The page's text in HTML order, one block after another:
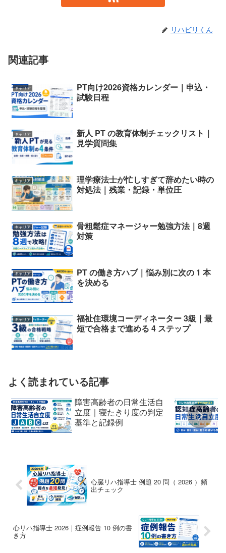
リハビリくん
関連記事
キャリア
PT向け2026資格カレンダー｜申込・
試験日程
キャリア
新人 PT の教育体制チェックリスト｜
見学質問集
キャリア
理学療法士が忙しすぎて辞めたい時の
対処法｜残業・記録・単位圧
キャリア
骨粗鬆症マネージャー勉強方法｜8週
対策
キャリア
PT の働き方ハブ｜悩み別に次の 1 本
を決める
キャリア
福祉住環境コーディネーター 3級｜最
短で合格まで進める 4 ステップ
よく読まれている記事
障害高齢者の日常生活自
立度｜寝たきり度の判定
基準と記録例
心臓リハ指導士 例題 20 問（ 2026 ）頻
出チェック
心リハ指導士 2026｜症例報告 10 例の書
き方